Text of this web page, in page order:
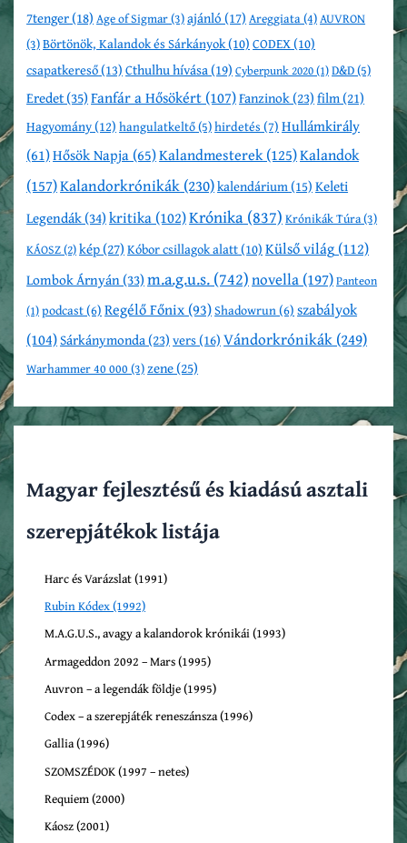
7tenger(18) Age of Sigmar(3)ajánló(17) Areggiata(4)AUVRON
(3)Börtönök, Kalandok és Sárkányok(10)CODEX(10)
csapatkereső(13)Cthulhu hívása(19) Cyberpunk 2020(1)D&D(5)
Eredet(35)Fanfár a Hősökért (107)Fanzinok(23)film(21)
Hagyomány(12) hangulatkeltő(5)hirdetés(7)Hullámkirály
(61)Hősök Napja (65)Kalandmesterek(125)Kalandok
(157)Kalandorkrónikák (230)kalendárium(15)Keleti
Legendák(34)kritika (102)Krónika(837) Krónikák Túra(3)
KÁOSZ(2)kép(27)Kóbor csillagok alatt(10)Külső világ (112)
Lombok Árnyán(33)m.a.g.u.s.(742)novella (197)Panteon
(1)podcast(6) Regélő Főnix (93)Shadowrun(6) szabályok
(104)Sárkánymonda(23)vers(16)Vándorkrónikák (249)
Warhammer 40 000 (3)zene(25)
Magyar fejlesztésű és kiadású asztali
szerepjátékok listája
Harc és Varázslat (1991)
Rubin Kódex (1992)
M.A.G.U.S., avagy a kalandorok krónikái (1993)
Armageddon 2092 – Mars (1995)
Auvron – a legendák földje (1995)
Codex – a szerepjáték reneszánsza (1996)
Gallia (1996)
SZOMSZÉDOK (1997 – netes)
Requiem (2000)
Káosz (2001)